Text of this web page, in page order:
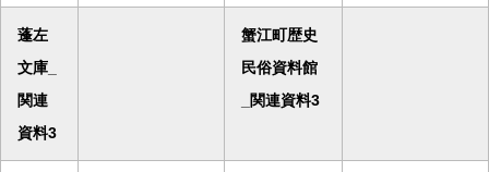
蓬左
文庫_
関連
資料3
蟹江町歴史
民俗資料館
_関連資料3